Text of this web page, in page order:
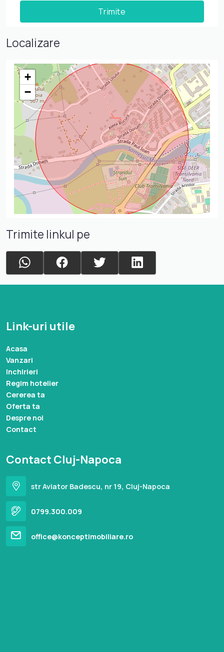
Localizare
+
−
Trimite linkul pe
Link-uri utile
Acasa
Vanzari
Inchirieri
Regim hotelier
Cererea ta
Oferta ta
Despre noi
Contact
Contact Cluj-Napoca
str Aviator Badescu, nr 19, Cluj-Napoca
0799.300.009
office@konceptimobiliare.ro